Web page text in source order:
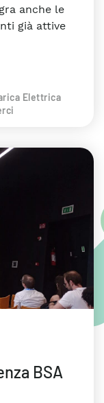
anche le
già attive
Elettrica
BSA